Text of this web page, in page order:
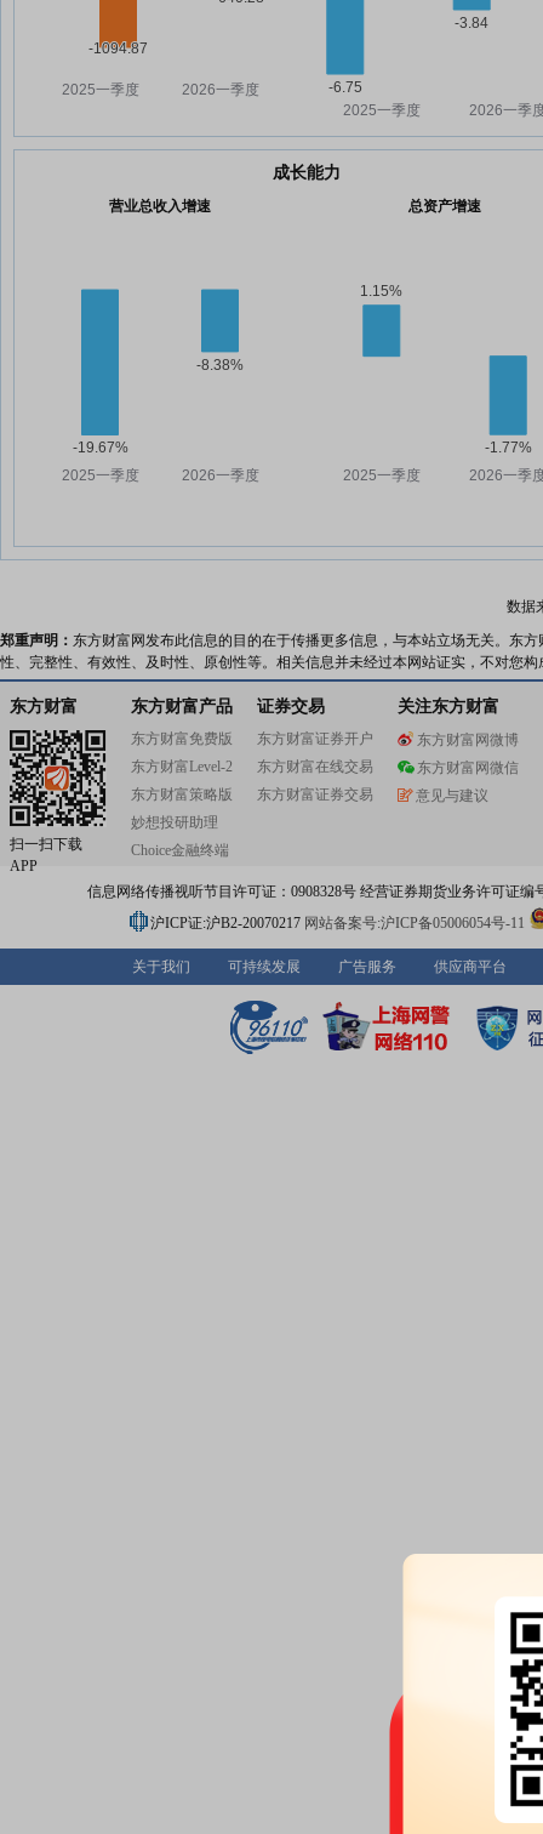
成长能力
营业总收入增速 总资产增速
数据
郑重声明： 东方财富网发布此信息的目的在于传播更多信息，与本站立场无关。东
性、完整性、有效性、及时性、原创性等。相关信息并未经过本网站证实，不对您
东方财富
扫一扫下载
APP
东方财富产品
东方财富免费版
东方财富Level-2
东方财富策略版
妙想投研助理
Choice金融终端
证券交易
东方财富证券开户
东方财富在线交易
东方财富证券交易
关注东方财富
东方财富网微博
东方财富网微信
意见与建议
信息网络传播视听节目许可证：0908328号 经营证券期货业务许可证编
沪ICP证:沪B2-20070217 网站备案号:沪ICP备05006054号-11
关于我们 可持续发展 广告服务 供应商平台